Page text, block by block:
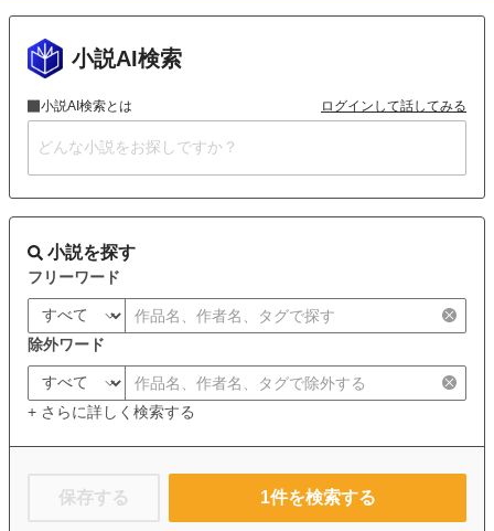
小説AI検索
小説AI検索とは ログインして話してみる
小説を探す
フリーワード
除外ワード
+ さらに詳しく検索する
保存する 1件を検索する